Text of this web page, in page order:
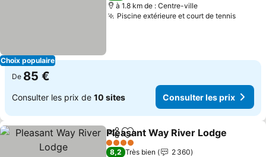
Choix populaire
à 1.8 km de : Centre-ville
Piscine extérieure et court de tennis
De 85 €
Consulter les prix de 10 sites Consulter les prix
PartagerAjouter à mes favoris
Pleasant Way River Lodge
4 Étoiles
8,2 Très bien
2 360